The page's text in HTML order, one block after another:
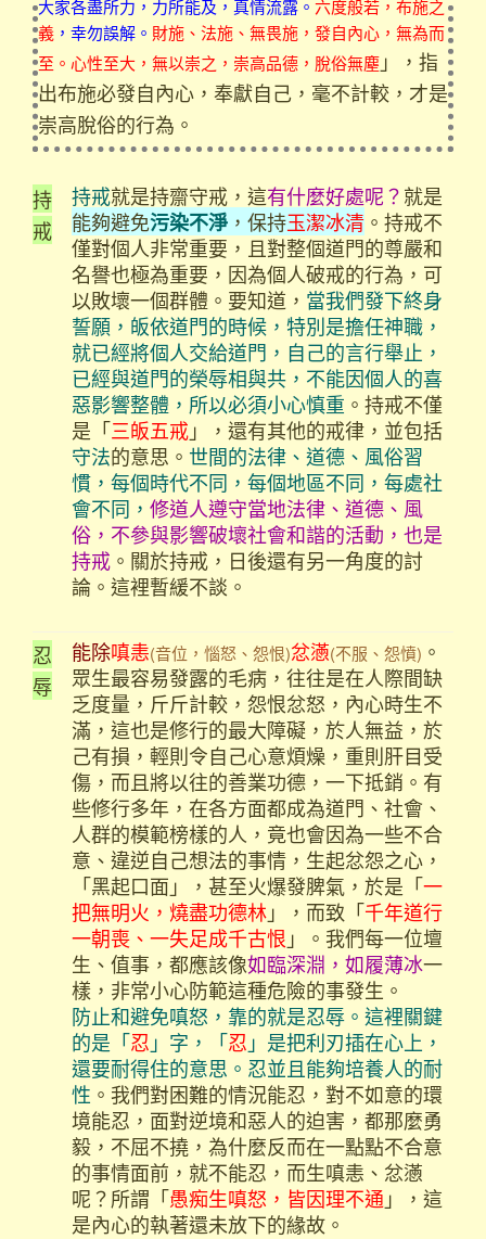
大家各盡所力，力所能及，真情流露。 六度般若，布施之
義 ，幸勿誤解。 財施、法施、無畏施，發自內心，無為而
至。心性至大，無以崇之，崇高品德，脫俗無塵 」，指
出布施必發自內心，奉獻自己，毫不計較，才是
崇高脫俗的行為。
持
戒
持戒就是持齋守戒，這有什麼好處呢？就是
能夠避免污染不淨 ，保持玉潔冰清 。持戒不
僅對個人非常重要，且對整個道門的尊嚴和
名譽也極為重要，因為個人破戒的行為，可
以敗壞一個群體。要知道， 當我們發下終身
誓願，皈依道門的時候，特別是擔任神職，
就已經將個人交給道門，自己的言行舉止，
已經與道門的榮辱相與共，不能因個人的喜
惡影響整體，所以必須小心慎重 。持戒不僅
是「三皈五戒」，還有其他的戒律，並包括
守法的意思。 世間的法律、道德、風俗習
慣，每個時代不同，每個地區不同，每處社
會不同， 修道人遵守當地法律、道德、風
俗，不參與影響破壞社會和諧的活動，也是
持戒 。關於持戒，日後還有另一角度的討
論。這裡暫緩不談。
忍
辱
能除嗔恚(音位，惱怒、怨恨)忿懣(不服、怨憤) 。
眾生最容易發露的毛病，往往是在人際間缺
乏度量，斤斤計較，怨恨忿怒，內心時生不
滿，這也是修行的最大障礙，於人無益，於
己有損，輕則令自己心意煩燥，重則肝目受
傷，而且將以往的善業功德，一下抵銷。有
些修行多年，在各方面都成為道門、社會、
人群的模範榜樣的人，竟也會因為一些不合
意、違逆自己想法的事情，生起忿怨之心，
「黑起口面」，甚至火爆發脾氣，於是「一
把無明火，燒盡功德林」，而致「千年道行
一朝喪、一失足成千古恨 」。我們每一位壇
生、值事，都應該像如臨深淵，如履薄冰一
樣，非常小心防範這種危險的事發生。
防止和避免嗔怒，靠的就是忍辱。這裡關鍵
的是「忍 」字，「忍 」是把利刃插在心上，
還要耐得住的意思。忍並且能夠培養人的耐
性 。我們對困難的情況能忍，對不如意的環
境能忍，面對逆境和惡人的迫害，都那麼勇
毅，不屈不撓，為什麼反而在一點點不合意
的事情面前，就不能忍，而生嗔恚、忿懣
呢？所謂「愚痴生嗔怒，皆因理不通 」，這
是內心的執著還未放下的緣故。